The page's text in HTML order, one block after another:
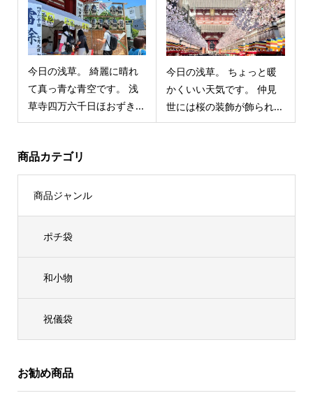
今日の浅草。 綺麗に晴れ
て真っ青な青空です。 浅
草寺四万六千日ほおずき...
今日の浅草。 ちょっと暖
かくいい天気です。 仲見
世には桜の装飾が飾られ...
商品カテゴリ
商品ジャンル
ポチ袋
和小物
祝儀袋
お勧め商品